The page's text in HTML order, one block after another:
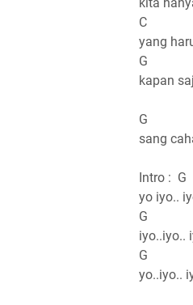
kita
C
yang
G
kapan
G
sang
Intro : G
yo iyo..
G
iyo..iyo..
G
yo..iyo..